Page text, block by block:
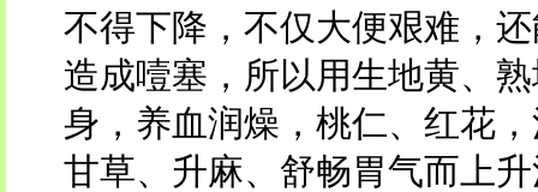
不得下降，不仅大便艰难，
造成噎塞，所以用生地黄、
身，养血润燥，桃仁、红花
甘草、升麻、舒畅胃气而上